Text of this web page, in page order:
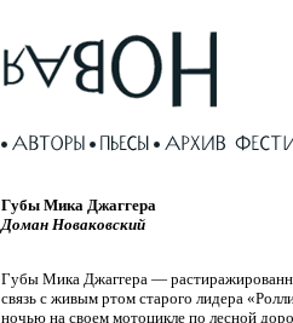
Губы Мика Джаггера
Доман Новаковский
Губы Мика Джаггера —
связь с живым ртом старого лидера
ночью на своем мотоцикле по лесной